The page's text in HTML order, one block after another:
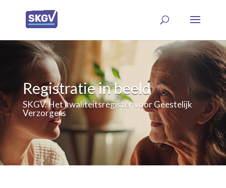
Registratie in beeld
SKGV. Het kwaliteitsregister voor Geestelijk
Verzorgers